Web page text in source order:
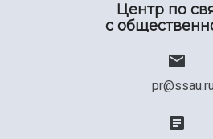
Центр по
с
pr@ssau.ru